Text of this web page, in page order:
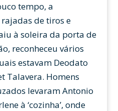
tempo, a
de tiros e
à soleira da porta de
reconheceu vários
estavam Deodato
Talavera. Homens
levaram Antonio
à ‘cozinha’, onde